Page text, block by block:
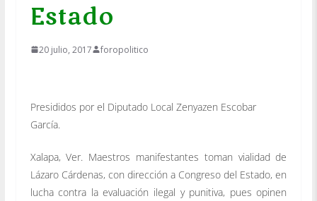
Estado
20 julio, 2017 foropolitico
Presididos por el Diputado Local Zenyazen Escobar
García.
Xalapa, Ver. Maestros manifestantes toman vialidad de
Lázaro Cárdenas, con dirección a Congreso del Estado, en
lucha contra la evaluación ilegal y punitiva, pues opinen